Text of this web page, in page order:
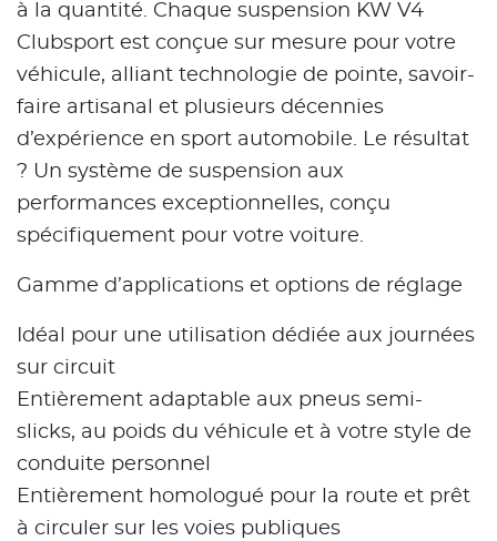
à la quantité. Chaque suspension KW V4
Clubsport est conçue sur mesure pour votre
véhicule, alliant technologie de pointe, savoir-
faire artisanal et plusieurs décennies
d’expérience en sport automobile. Le résultat
? Un système de suspension aux
performances exceptionnelles, conçu
spécifiquement pour votre voiture.
Gamme d’applications et options de réglage
Idéal pour une utilisation dédiée aux journées
sur circuit
Entièrement adaptable aux pneus semi-
slicks, au poids du véhicule et à votre style de
conduite personnel
Entièrement homologué pour la route et prêt
à circuler sur les voies publiques